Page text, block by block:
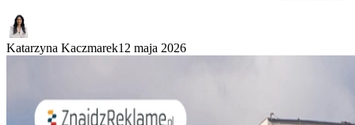
Katarzyna Kaczmarek12 maja 2026